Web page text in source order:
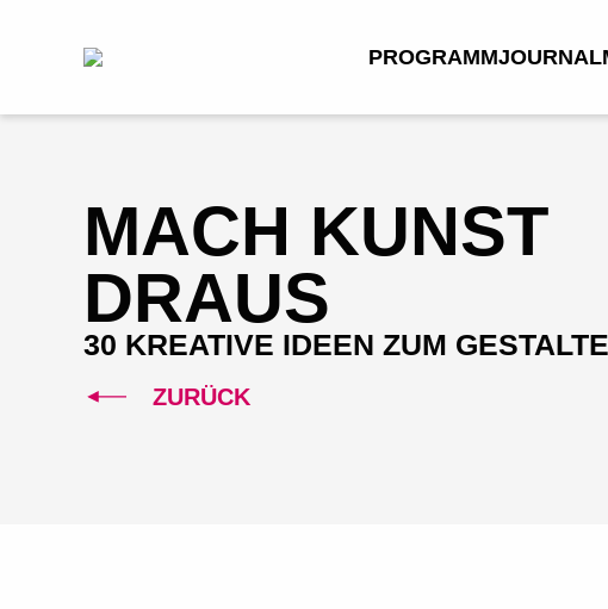
PROGRAMMJOURNAL
MACH KUNST
DRAUS
30 KREATIVE IDEEN ZUM
ZURÜCK